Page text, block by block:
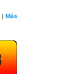
| Más